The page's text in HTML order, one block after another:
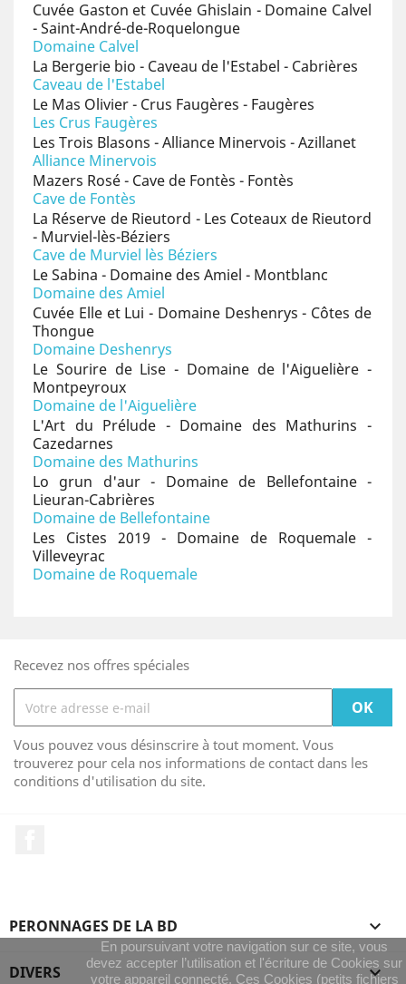
Cuvée Gaston et Cuvée Ghislain - Domaine Calvel
- Saint-André-de-Roquelongue
Domaine Calvel
La Bergerie bio - Caveau de l'Estabel - Cabrières
Caveau de l'Estabel
Le Mas Olivier - Crus Faugères - Faugères
Les Crus Faugères
Les Trois Blasons - Alliance Minervois - Azillanet
Alliance Minervois
Mazers Rosé - Cave de Fontès - Fontès
Cave de Fontès
La Réserve de Rieutord - Les Coteaux de Rieutord
- Murviel-lès-Béziers
Cave de Murviel lès Béziers
Le Sabina - Domaine des Amiel - Montblanc
Domaine des Amiel
Cuvée Elle et Lui - Domaine Deshenrys - Côtes de
Thongue
Domaine Deshenrys
Le Sourire de Lise - Domaine de l'Aiguelière -
Montpeyroux
Domaine de l'Aiguelière
L'Art du Prélude - Domaine des Mathurins -
Cazedarnes
Domaine des Mathurins
Lo grun d'aur - Domaine de Bellefontaine -
Lieuran-Cabrières
Domaine de Bellefontaine
Les Cistes 2019 - Domaine de Roquemale -
Villeveyrac
Domaine de Roquemale
Recevez nos offres spéciales
Vous pouvez vous désinscrire à tout moment. Vous
trouverez pour cela nos informations de contact dans les
conditions d'utilisation du site.
PERONNAGES DE LA BD 
DIVERS 
En poursuivant votre navigation sur ce site, vous
devez accepter l’utilisation et l'écriture de Cookies sur
votre appareil connecté. Ces Cookies (petits fichiers